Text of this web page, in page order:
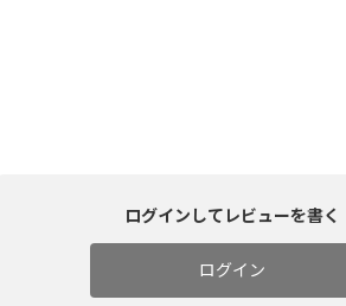
ログインしてレビューを書く
ログイン